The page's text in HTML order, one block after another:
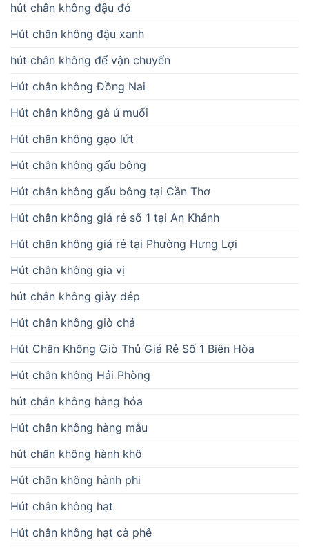
hút chân không đậu đỏ
Hút chân không đậu xanh
hút chân không để vận chuyển
Hút chân không Đồng Nai
Hút chân không gà ủ muối
Hút chân không gạo lứt
Hút chân không gấu bông
Hút chân không gấu bông tại Cần Thơ
Hút chân không giá rẻ số 1 tại An Khánh
Hút chân không giá rẻ tại Phường Hưng Lợi
Hút chân không gia vị
hút chân không giày dép
Hút chân không giò chả
Hút Chân Không Giò Thủ Giá Rẻ Số 1 Biên Hòa
Hút chân không Hải Phòng
hút chân không hàng hóa
Hút chân không hàng mẫu
hút chân không hành khô
Hút chân không hành phi
Hút chân không hạt
Hút chân không hạt cà phê